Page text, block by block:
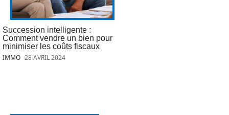
Succession intelligente :
Comment vendre un bien pour
minimiser les coûts fiscaux
IMMO 28 AVRIL 2024